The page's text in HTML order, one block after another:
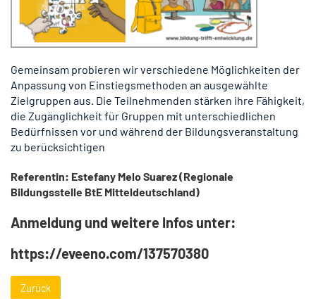
Gemeinsam probieren wir verschiedene Möglichkeiten der
Anpassung von Einstiegsmethoden an ausgewählte
Zielgruppen aus. Die Teilnehmenden stärken ihre Fähigkeit,
die Zugänglichkeit für Gruppen mit unterschiedlichen
Bedürfnissen vor und während der Bildungsveranstaltung
zu berücksichtigen
Referentin: Estefany Melo Suarez (Regionale
Bildungsstelle BtE Mitteldeutschland)
Anmeldung und weitere Infos unter:
https://eveeno.com/137570380
Zurück